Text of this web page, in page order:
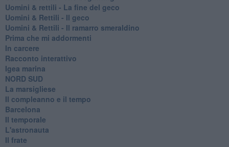
​Uomini & rettili - La fine del geco
Uomini & Rettili - Il geco
Uomini & Rettili - Il ramarro smeraldino
Prima che mi addormenti
In carcere
Racconto interattivo
Igea marina
​NORD SUD
La marsigliese
Il compleanno e il tempo
Barcelona
Il temporale
L'astronauta
Il frate